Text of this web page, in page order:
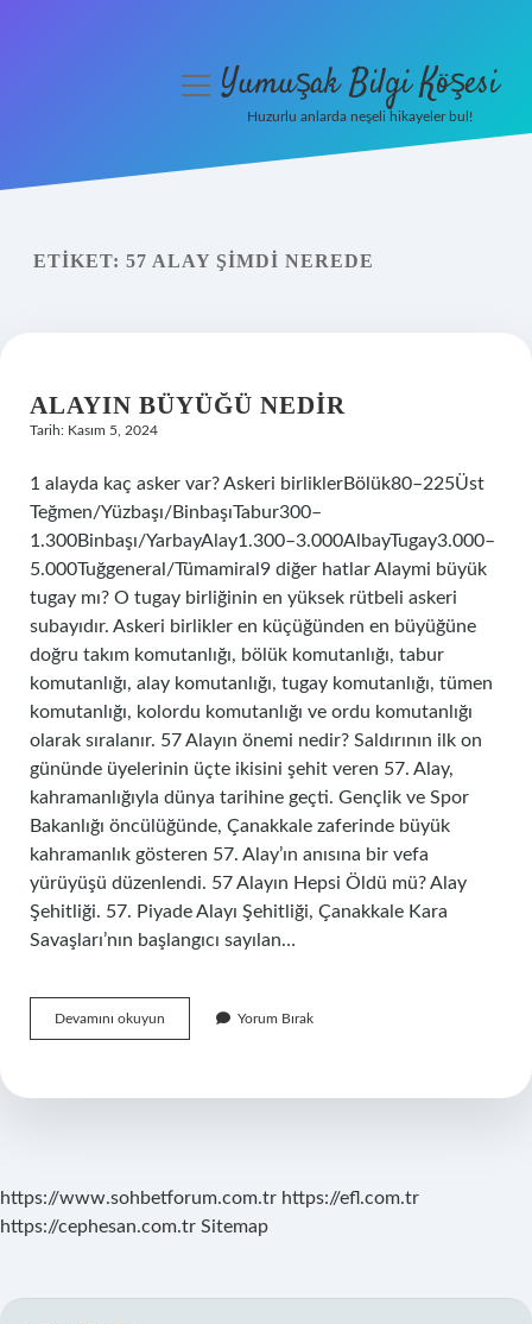
Yasal Uyarı
menüyüYumuşak Bilgi Köşesi
Huzurlu anlarda neşeli hikayeler bul!
ETIKET: 57 ALAY ŞIMDI NEREDE
ALAYIN BÜYÜĞÜ NEDIR
Tarih: Kasım 5, 2024
1 alayda kaç asker var? Askeri birliklerBölük80–225Üst
Teğmen/Yüzbaşı/BinbaşıTabur300–
1.300Binbaşı/YarbayAlay1.300–3.000AlbayTugay3.000–
5.000Tuğgeneral/Tümamiral9 diğer hatlar Alaymi büyük
tugay mı? O tugay birliğinin en yüksek rütbeli askeri
subayıdır. Askeri birlikler en küçüğünden en büyüğüne
doğru takım komutanlığı, bölük komutanlığı, tabur
komutanlığı, alay komutanlığı, tugay komutanlığı, tümen
komutanlığı, kolordu komutanlığı ve ordu komutanlığı
olarak sıralanır. 57 Alayın önemi nedir? Saldırının ilk on
gününde üyelerinin üçte ikisini şehit veren 57. Alay,
kahramanlığıyla dünya tarihine geçti. Gençlik ve Spor
Bakanlığı öncülüğünde, Çanakkale zaferinde büyük
kahramanlık gösteren 57. Alay’ın anısına bir vefa
yürüyüşü düzenlendi. 57 Alayın Hepsi Öldü mü? Alay
Şehitliği. 57. Piyade Alayı Şehitliği, Çanakkale Kara
Savaşları’nın başlangıcı sayılan…
Devamını okuyun
Büyüğü
Yorum Bırak
https://www.sohbetforum.com.tr https://efl.com.tr
https://cephesan.com.tr Sitemap